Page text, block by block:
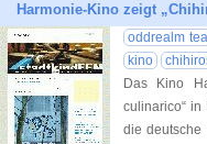
Harmonie-Kino zeigt
oddrealm tea
kino
Das Kino
culinarico“
die deutsche